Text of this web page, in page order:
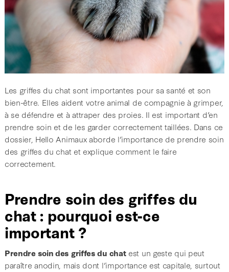
Les griffes du chat sont importantes pour sa santé et son
bien-être. Elles aident votre animal de compagnie à grimper,
à se défendre et à attraper des proies. Il est important d’en
prendre soin et de les garder correctement taillées. Dans ce
dossier, Hello Animaux aborde l’importance de prendre soin
des griffes du chat et explique comment le faire
correctement.
Prendre soin des griffes du
chat : pourquoi est-ce
important ?
Prendre soin des griffes du chatest un geste qui peut
paraître anodin, mais dont l’importance est capitale, surtout